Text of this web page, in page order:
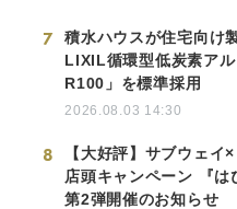
7
積水ハウスが住宅向け
LIXIL循環型低炭素ア
R100」を標準採用
2026.08.03 14:30
8
【大好評】サブウェイ
店頭キャンペーン 『は
第2弾開催のお知らせ